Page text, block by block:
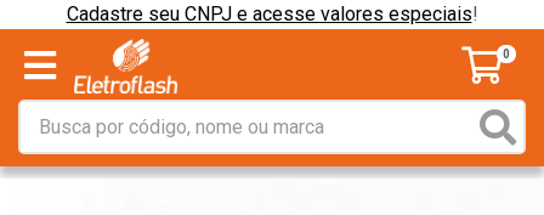
Cadastre seu CNPJ e acesse valores especiais!
0